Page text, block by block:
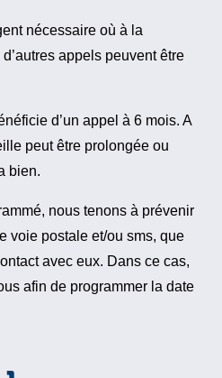
nécessaire où à la
appels peuvent être
d’un appel à 6 mois. A
peut être prolongée ou
bien.
nous tenons à prévenir
voie postale et/ou sms, que
avec eux. Dans ce cas,
afin de programmer la date